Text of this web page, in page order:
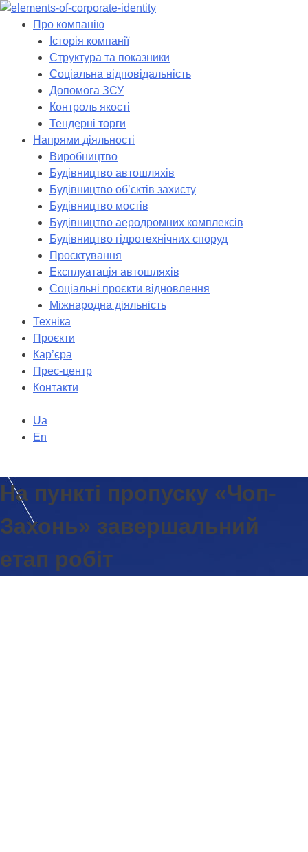
Skip
Про компанію
Історія компанії
Структура та показники
Соціальна відповідальність
Допомога ЗСУ
Контроль якості
Тендерні торги
Напрями діяльності
Виробництво
Будівництво автошляхів
Будівництво обʼєктів захисту
Будівництво мостів
Будівництво аеродромних комплексів
Будівництво гідротехнічних споруд
Проєктування
Експлуатація автошляхів
Соціальні проєкти відновлення
Міжнародна діяльність
Техніка
Проєкти
Кар’єра
Прес-центр
Контакти
Ua
En
На пункті пропуску «Чоп-
Захонь» завершальний
етап робіт